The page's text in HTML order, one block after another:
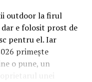
outdoor la firul
e folosit prost de
pentru el. Iar
primește
o pune, un
unei